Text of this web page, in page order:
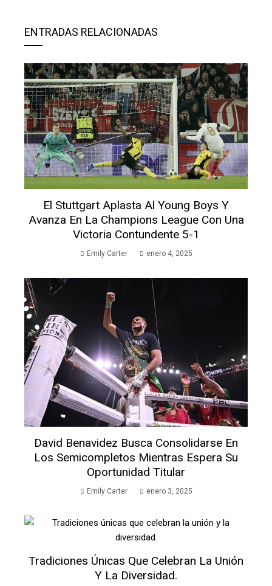
ENTRADAS RELACIONADAS
El Stuttgart Aplasta Al Young Boys Y
Avanza En La Champions League Con Una
Victoria Contundente 5-1
Emily Carter enero 4, 2025
David Benavidez Busca Consolidarse En
Los Semicompletos Mientras Espera Su
Oportunidad Titular
Emily Carter enero 3, 2025
Tradiciones Únicas Que Celebran La Unión
Y La Diversidad.